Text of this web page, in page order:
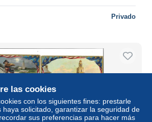
Privado
las cookies
con los siguientes fines: prestarle
haya solicitado, garantizar la seguridad de
sus preferencias para hacer más